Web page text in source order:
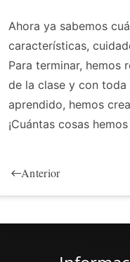
Ahora ya sabemos
características,
Para terminar, hemos
de la clase y con
aprendido, hemos
¡Cuántas cosas
Anterior